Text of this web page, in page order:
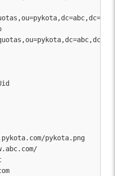
pykota.png